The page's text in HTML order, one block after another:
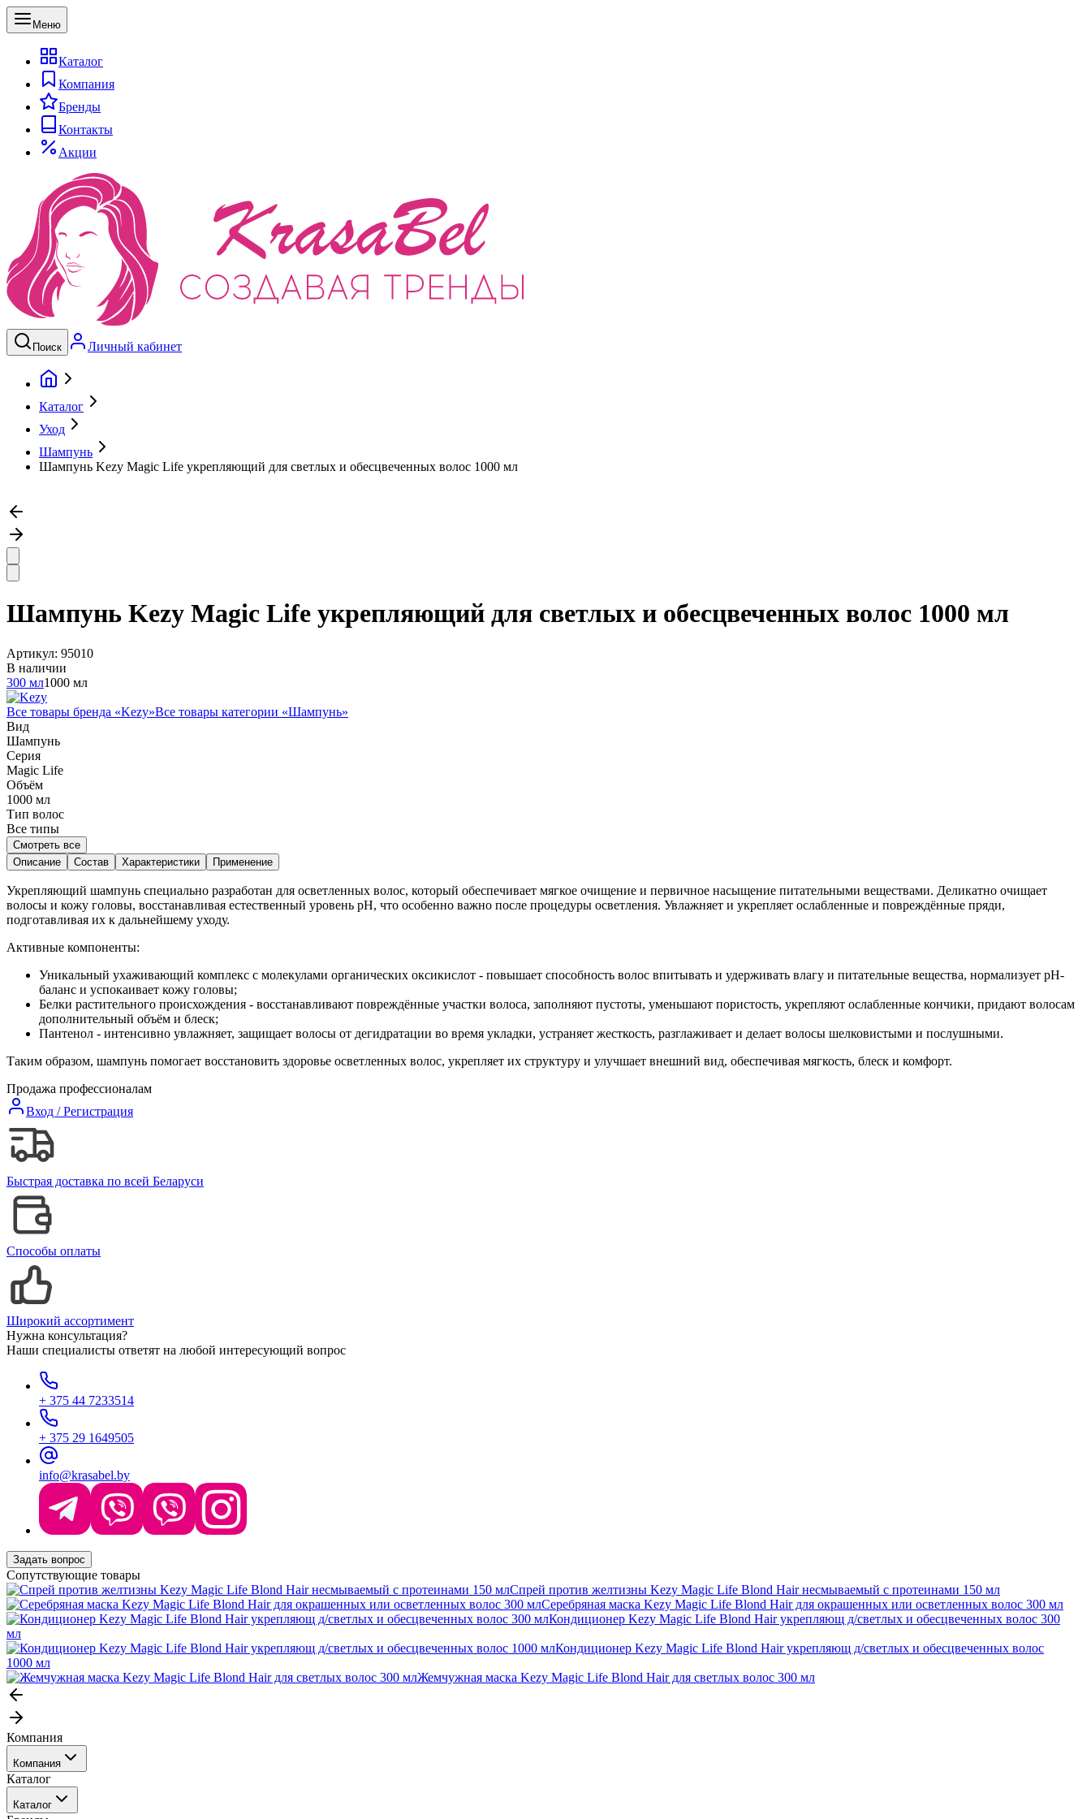
Меню
Каталог
Компания
Бренды
Контакты
Акции
Поиск Личный кабинет
Каталог
Уход
Шампунь
Шампунь Kezy Magic Life укрепляющий для светлых и обесцвеченных волос 1000 мл
Шампунь Kezy Magic Life укрепляющий для светлых и обесцвеченных волос 1000 мл
Артикул: 95010
В наличии
300 мл1000 мл
Все товары бренда «Kezy»Все товары категории «Шампунь»
Вид
Шампунь
Серия
Magic Life
Объём
1000 мл
Тип волос
Все типы
Смотреть все
Описание
Состав Характеристики Применение
Укрепляющий шампунь специально разработан для осветленных волос, который обеспечивает мягкое очищение и первичное насыщение питательными веществами. Деликатно очищает
волосы и кожу головы, восстанавливая естественный уровень рН, что особенно важно после процедуры осветления. Увлажняет и укрепляет ослабленные и повреждённые пряди,
подготавливая их к дальнейшему уходу.
Активные компоненты:
Уникальный ухаживающий комплекс с молекулами органических оксикислот - повышает способность волос впитывать и удерживать влагу и питательные вещества, нормализует рН-
баланс и успокаивает кожу головы;
Белки растительного происхождения - восстанавливают повреждённые участки волоса, заполняют пустоты, уменьшают пористость, укрепляют ослабленные кончики, придают волосам
дополнительный объём и блеск;
Пантенол - интенсивно увлажняет, защищает волосы от дегидратации во время укладки, устраняет жесткость, разглаживает и делает волосы шелковистыми и послушными.
Таким образом, шампунь помогает восстановить здоровье осветленных волос, укрепляет их структуру и улучшает внешний вид, обеспечивая мягкость, блеск и комфорт.
Продажа профессионалам
Вход / Регистрация
Быстрая доставка по всей Беларуси
Способы оплаты
Широкий ассортимент
Нужна консультация?
Наши специалисты ответят на любой интересующий вопрос
+ 375 44 7233514
+ 375 29 1649505
info@krasabel.by
Задать вопрос
Сопутствующие товары
Спрей против желтизны Kezy Magic Life Blond Hair несмываемый с протеинами 150 мл
Серебряная маска Kezy Magic Life Blond Hair для окрашенных или осветленных волос 300 мл
Кондиционер Kezy Magic Life Blond Hair укрепляющ д/светлых и обесцвеченных волос 300
мл
Кондиционер Kezy Magic Life Blond Hair укрепляющ д/светлых и обесцвеченных волос
1000 мл
Жемчужная маска Kezy Magic Life Blond Hair для светлых волос 300 мл
Компания
Компания
События
Покупателю
Каталог
Каталог